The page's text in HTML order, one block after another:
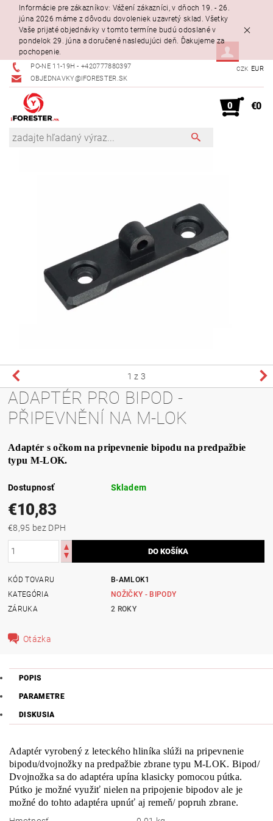
Informácie pre zákazníkov: Vážení zákazníci, v dňoch 19. - 26.
júna 2026 máme z dôvodu dovoleniek uzavretý sklad. Všetky
Vaše prijaté objednávky v tomto termíne budú odoslané v
pondelok 29. júna a doručené nasledujúci deň. Ďakujeme za
pochopenie.
PO-NE 11-19H - +420777880397
OBJEDNAVKY@IFORESTER.SK
CZK EUR
0 €0
1 z 3
ADAPTÉR PRO BIPOD -
PŘIPEVNĚNÍ NA M-LOK
Adaptér s očkom na pripevnenie bipodu na predpažbie
typu M-LOK.
Dostupnosť Skladem
€10,83
€8,95 bez DPH
KÓD TOVARU
B-AMLOK1
KATEGÓRIA
NOŽIČKY - BIPODY
ZÁRUKA
2 ROKY
Otázka
POPIS
PARAMETRE
DISKUSIA
Adaptér vyrobený z leteckého hliníka slúži na pripevnenie
bipodu/dvojnožky na predpažbie zbrane typu M-LOK. Bipod/
Dvojnožka sa do adaptéra upína klasicky pomocou pútka.
Pútko je možné využiť nielen na pripojenie bipodov ale je
možné do tohto adaptéra upnúť aj remeň/ popruh zbrane.